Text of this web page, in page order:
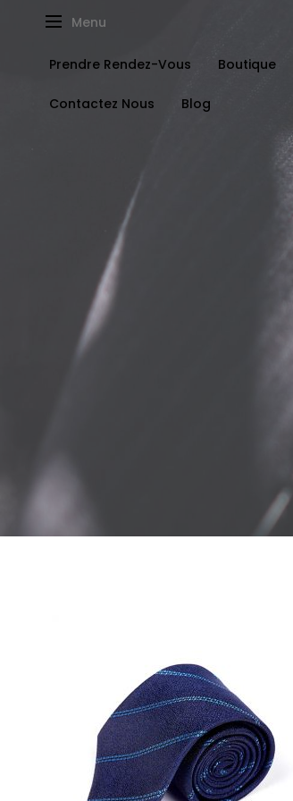
Menu
Prendre Rendez-Vous Boutique
Contactez Nous Blog